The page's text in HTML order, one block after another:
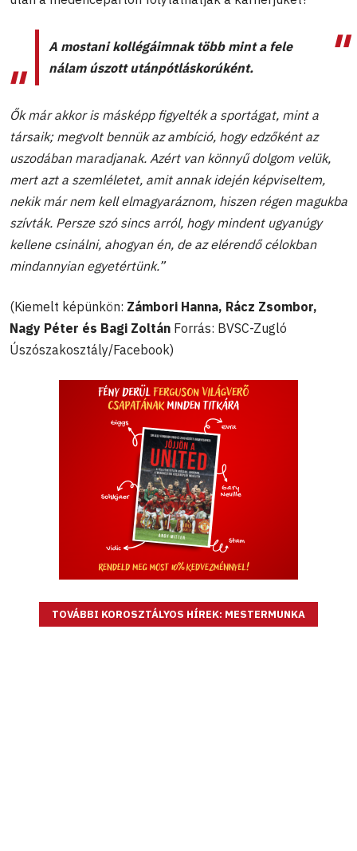
A mostani kollégáimnak több mint a fele
nálam úszott utánpótláskorúként.
Ők már akkor is másképp figyelték a sportágat, mint a
társaik; megvolt bennük az ambíció, hogy edzőként az
uszodában maradjanak. Azért van könnyű dolgom velük,
mert azt a szemléletet, amit annak idején képviseltem,
nekik már nem kell elmagyaráznom, hiszen régen magukba
szívták. Persze szó sincs arról, hogy mindent ugyanúgy
kellene csinálni, ahogyan én, de az elérendő célokban
mindannyian egyetértünk.”
(Kiemelt képünkön: Zámbori Hanna, Rácz Zsombor,
Nagy Péter és Bagi Zoltán Forrás: BVSC-Zugló
Úszószakosztály/Facebook)
TOVÁBBI KOROSZTÁLYOS HÍREK: MESTERMUNKA